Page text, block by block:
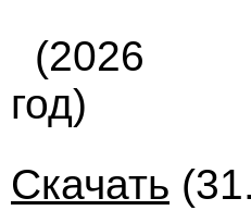
(2026
год)
Скачать